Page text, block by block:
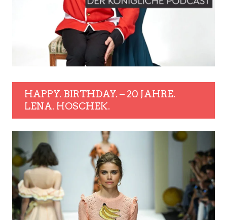
HAPPY. BIRTHDAY. – 20 JAHRE.
LENA. HOSCHEK.